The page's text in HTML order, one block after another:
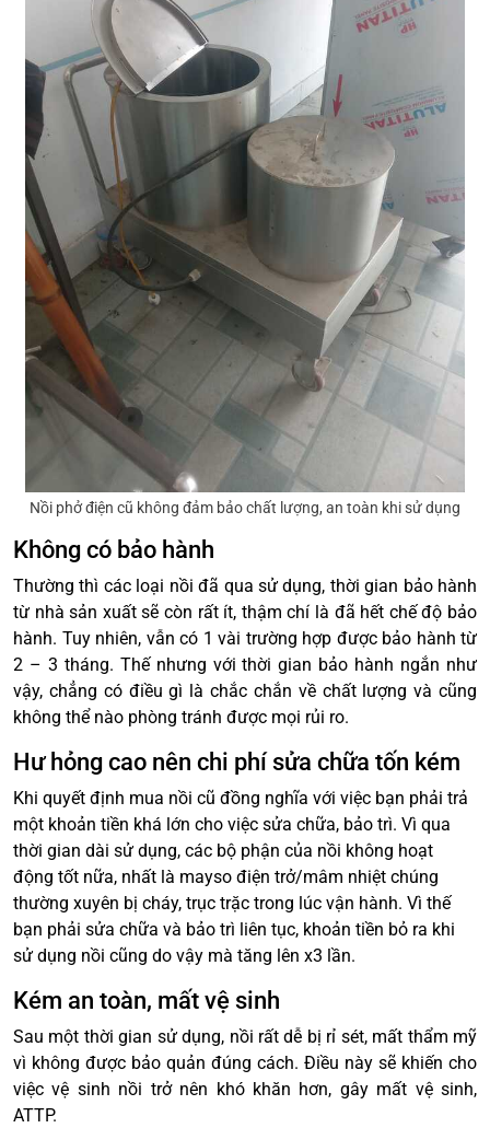
Nồi phở điện cũ không đảm bảo chất lượng, an toàn khi sử dụng
Không có bảo hành
Thường thì các loại nồi đã qua sử dụng, thời gian bảo hành
từ nhà sản xuất sẽ còn rất ít, thậm chí là đã hết chế độ bảo
hành. Tuy nhiên, vẫn có 1 vài trường hợp được bảo hành từ
2 – 3 tháng. Thế nhưng với thời gian bảo hành ngắn như
vậy, chẳng có điều gì là chắc chắn về chất lượng và cũng
không thể nào phòng tránh được mọi rủi ro.
Hư hỏng cao nên chi phí sửa chữa tốn kém
Khi quyết định mua nồi cũ đồng nghĩa với việc bạn phải trả
một khoản tiền khá lớn cho việc sửa chữa, bảo trì. Vì qua
thời gian dài sử dụng, các bộ phận của nồi không hoạt
động tốt nữa, nhất là mayso điện trở/mâm nhiệt chúng
thường xuyên bị cháy, trục trặc trong lúc vận hành. Vì thế
bạn phải sửa chữa và bảo trì liên tục, khoản tiền bỏ ra khi
sử dụng nồi cũng do vậy mà tăng lên x3 lần.
Kém an toàn, mất vệ sinh
Sau một thời gian sử dụng, nồi rất dễ bị rỉ sét, mất thẩm mỹ
vì không được bảo quản đúng cách. Điều này sẽ khiến cho
việc vệ sinh nồi trở nên khó khăn hơn, gây mất vệ sinh,
ATTP.